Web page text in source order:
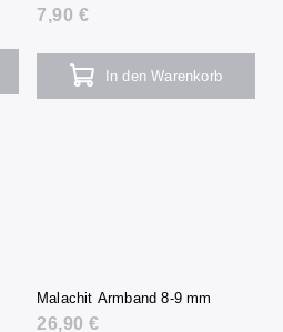
7,90 €
In den Warenkorb
Malachit Armband 8-9 mm
26,90 €